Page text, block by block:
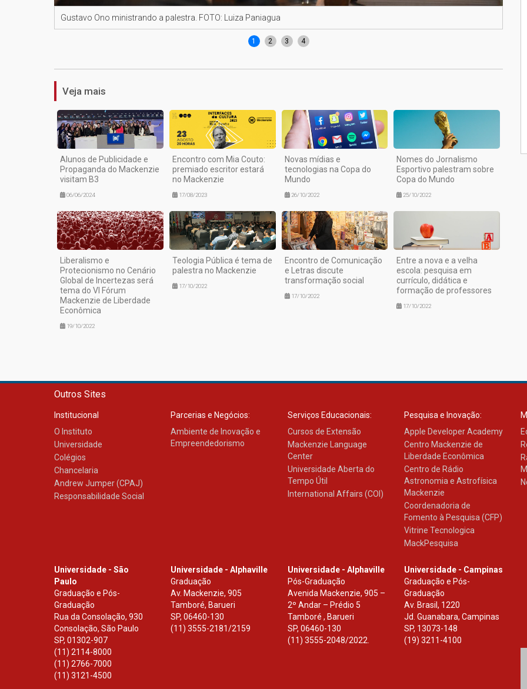
Gustavo Ono ministrando a palestra. FOTO: Luiza Paniagua
1 2 3 4
Veja mais
Alunos de Publicidade e
Propaganda do Mackenzie
visitam B3
06/06/2024
Encontro com Mia Couto:
premiado escritor estará
no Mackenzie
17/08/2023
Novas mídias e
tecnologias na Copa do
Mundo
26/10/2022
Nomes do Jornalismo
Esportivo palestram sobre
Copa do Mundo
25/10/2022
Liberalismo e
Protecionismo no Cenário
Global de Incertezas será
tema do VI Fórum
Mackenzie de Liberdade
Econômica
19/10/2022
Teologia Pública é tema de
palestra no Mackenzie
17/10/2022
Encontro de Comunicação
e Letras discute
transformação social
17/10/2022
Entre a nova e a velha
escola: pesquisa em
currículo, didática e
formação de professores
17/10/2022
Outros Sites
Institucional
O Instituto
Universidade
Colégios
Chancelaria
Andrew Jumper (CPAJ)
Responsabilidade Social
Parcerias e Negócios:
Ambiente de Inovação e
Empreendedorismo
Serviços Educacionais:
Cursos de Extensão
Mackenzie Language
Center
Universidade Aberta do
Tempo Útil
International Affairs (COI)
Pesquisa e Inovação:
Apple Developer Academy
Centro Mackenzie de
Liberdade Econômica
Centro de Rádio
Astronomia e Astrofísica
Mackenzie
Coordenadoria de
Fomento à Pesquisa (CFP)
Vitrine Tecnologica
MackPesquisa
Universidade - São
Paulo
Graduação e Pós-
Graduação
Rua da Consolação, 930
Consolação, São Paulo
SP, 01302-907
(11) 2114-8000
(11) 2766-7000
(11) 3121-4500
Universidade - Alphaville
Graduação
Av. Mackenzie, 905
Tamboré, Barueri
SP,06460-130
(11) 3555-2181/2159
Universidade - Alphaville
Pós-Graduação
Avenida Mackenzie, 905 –
2º Andar – Prédio 5
Tamboré , Barueri
SP, 06460-130
(11) 3555-2048/2022.
Universidade - Campinas
Graduação e Pós-
Graduação
Av. Brasil, 1220
Jd. Guanabara, Campinas
SP, 13073-148
(19) 3211-4100